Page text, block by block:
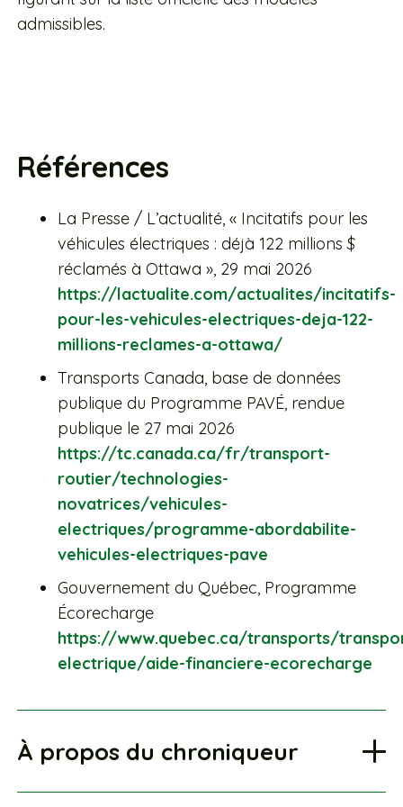
admissibles.
Références
La Presse / L’actualité, « Incitatifs pour les
véhicules électriques : déjà 122 millions $
réclamés à Ottawa », 29 mai 2026
https://lactualite.com/actualites/incitatifs-
pour-les-vehicules-electriques-deja-122-
millions-reclames-a-ottawa/
Transports Canada, base de données
publique du Programme PAVÉ, rendue
publique le 27 mai 2026
https://tc.canada.ca/fr/transport-
routier/technologies-
novatrices/vehicules-
electriques/programme-abordabilite-
vehicules-electriques-pave
Gouvernement du Québec, Programme
Écorecharge
https://www.quebec.ca/transports/
electrique/aide-financiere-ecorecharge
À propos du chroniqueur